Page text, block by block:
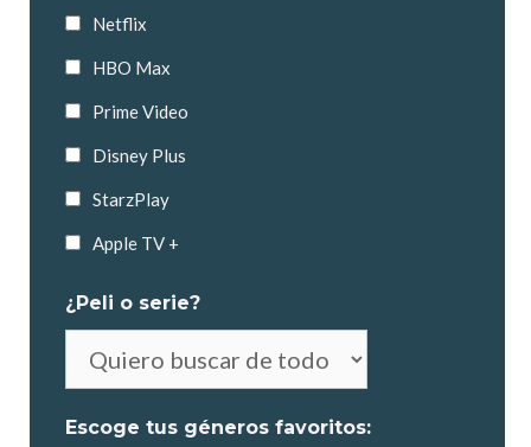
Netflix
HBO Max
Prime Video
Disney Plus
StarzPlay
Apple TV +
¿Peli o serie?
elegir
Escoge tus géneros favoritos: